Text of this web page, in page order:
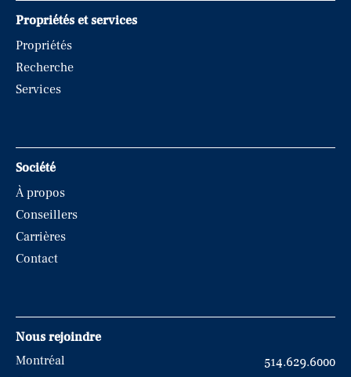
Propriétés et services
Propriétés
Recherche
Services
Société
À propos
Conseillers
Carrières
Contact
Nous rejoindre
Montréal
514.629.6000